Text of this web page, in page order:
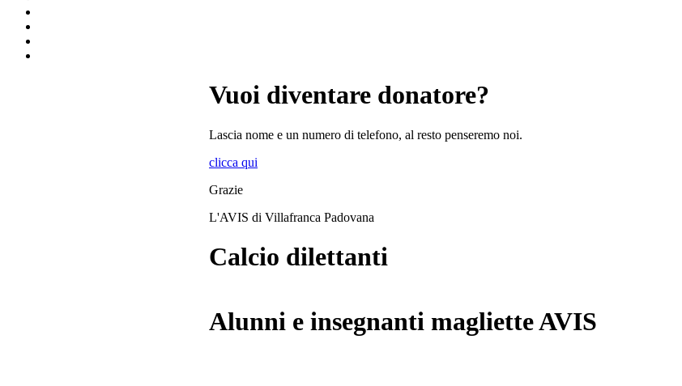
Vuoi diventare donatore?
Lascia nome e un numero di telefono, al resto penseremo noi.
clicca qui
Grazie
L'AVIS di Villafranca Padovana
Calcio dilettanti
Alunni e insegnanti magliette AVIS